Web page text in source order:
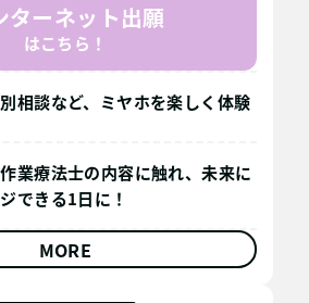
ターネット出願
はこちら！
相談など、ミヤホを楽しく体験
業療法士の内容に触れ、未来に
できる1日に！
MORE